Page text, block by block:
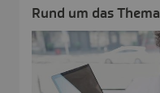
Rund um das Thema